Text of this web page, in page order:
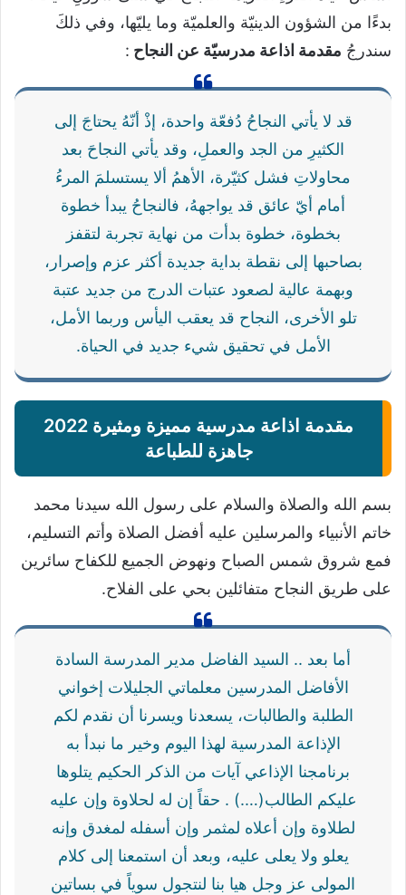
بدءًا من الشؤون الدينيّة والعلميّة وما يليّها، وفي ذلكَ
سندرجُ مقدمة اذاعة مدرسيّة عن النجاح :
قد لا يأتي النجاحُ دُفعّة واحدة، إذْ أنّهُ يحتاجَ إلى
الكثيرِ من الجد والعملِ، وقد يأتي النجاحَ بعد
محاولاتِ فشل كثيّرة، الأهمُ ألا يستسلمَ المرءُ
أمام أيّ عائق قد يواجههُ، فالنجاحُ يبدأ خطوة
بخطوة، خطوة بدأت من نهاية تجربة لتقفز
بصاحبها إلى نقطة بداية جديدة أكثر عزم وإصرار،
وبهمة عالية لصعود عتبات الدرج من جديد عتبة
تلو الأخرى، النجاح قد يعقب اليأس وربما الأمل،
الأمل في تحقيق شيء جديد في الحياة.
مقدمة اذاعة مدرسية مميزة ومثيرة 2022
جاهزة للطباعة
بسم الله والصلاة والسلام على رسول الله سيدنا محمد
خاتم الأنبياء والمرسلين عليه أفضل الصلاة وأتم التسليم،
فمع شروق شمس الصباح ونهوض الجميع للكفاح سائرين
على طريق النجاح متفائلين بحي على الفلاح.
أما بعد .. السيد الفاضل مدير المدرسة السادة
الأفاضل المدرسين معلماتي الجليلات إخواني
الطلبة والطالبات، يسعدنا ويسرنا أن نقدم لكم
الإذاعة المدرسية لهذا اليوم وخير ما نبدأ به
برنامجنا الإذاعي آيات من الذكر الحكيم يتلوها
عليكم الطالب(….) . حقاً إن له لحلاوة وإن عليه
لطلاوة وإن أعلاه لمثمر وإن أسفله لمغدق وإنه
يعلو ولا يعلى عليه، وبعد أن استمعنا إلى كلام
المولى عز وجل هيا بنا لنتجول سوياً في بساتين